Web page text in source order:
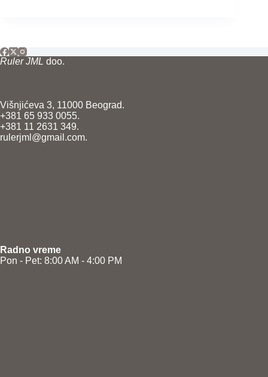
Ruler JML doo.
Višnjićeva 3, 11000 Beograd.
+381 65 933 0055.
+381 11 2631 349.
rulerjml@gmail.com.
Radno vreme
Pon - Pet: 8:00 AM - 4:00 PM